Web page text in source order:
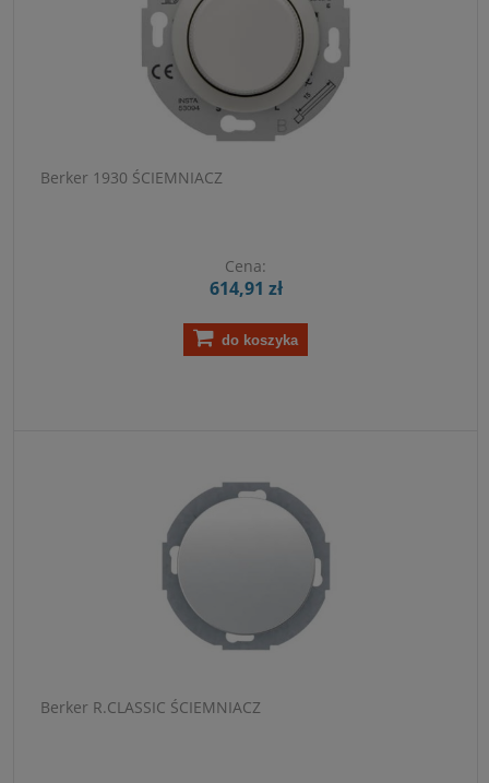
Berker 1930 ŚCIEMNIACZ
Cena:
614,91 zł
do koszyka
Berker R.CLASSIC ŚCIEMNIACZ